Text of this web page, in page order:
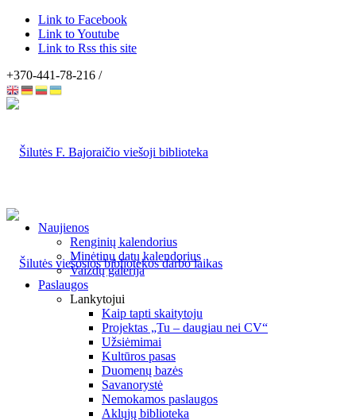
Link to Facebook
Link to Youtube
Link to Rss this site
+370-441-78-216 /
Naujienos
Renginių kalendorius
Minėtinų datų kalendorius
Vaizdų galerija
Paslaugos
Lankytojui
Kaip tapti skaitytoju
Projektas „Tu – daugiau nei CV“
Užsiėmimai
Kultūros pasas
Duomenų bazės
Savanorystė
Nemokamos paslaugos
Aklųjų biblioteka